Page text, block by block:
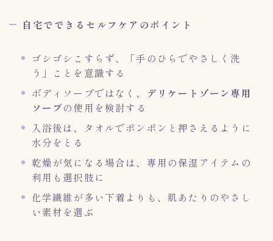
自宅でできるセルフケアのポイント
ゴシゴシこすらず、「手のひらでやさしく洗
う」ことを意識する
ボディソープではなく、
デリケートゾーン専用
ソープの使用を検討する
入浴後は、タオルでポンポンと押さえるように
水分をとる
乾燥が気になる場合は、専用の保湿アイテムの
利用も選択肢に
化学繊維が多い下着よりも、肌あたりのやさし
い素材を選ぶ